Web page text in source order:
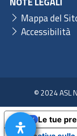
Mappa del
Accessibilità
© 2024 ASL
Le tue